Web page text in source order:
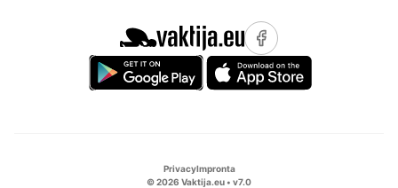
PrivacyImpronta
©2026 Vaktija.eu • v7.0